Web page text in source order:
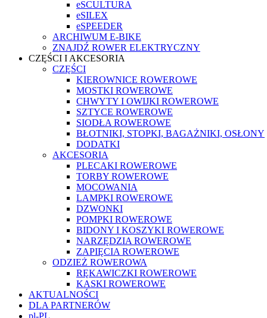
eSCULTURA
eSILEX
eSPEEDER
ARCHIWUM E-BIKE
ZNAJDŹ ROWER ELEKTRYCZNY
CZĘŚCI I AKCESORIA
CZĘŚCI
KIEROWNICE ROWEROWE
MOSTKI ROWEROWE
CHWYTY I OWIJKI ROWEROWE
SZTYCE ROWEROWE
SIODŁA ROWEROWE
BŁOTNIKI, STOPKI, BAGAŻNIKI, OSŁONY
DODATKI
AKCESORIA
PLECAKI ROWEROWE
TORBY ROWEROWE
MOCOWANIA
LAMPKI ROWEROWE
DZWONKI
POMPKI ROWEROWE
BIDONY I KOSZYKI ROWEROWE
NARZĘDZIA ROWEROWE
ZAPIĘCIA ROWEROWE
ODZIEŻ ROWEROWA
RĘKAWICZKI ROWEROWE
KASKI ROWEROWE
AKTUALNOŚCI
DLA PARTNERÓW
pl-PL